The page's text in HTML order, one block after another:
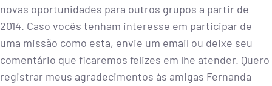
novas oportunidades para outros grupos a partir de
2014. Caso vocês tenham interesse em participar de
uma missão como esta, envie um email ou deixe seu
comentário que ficaremos felizes em lhe atender. Quero
registrar meus agradecimentos às amigas Fernanda